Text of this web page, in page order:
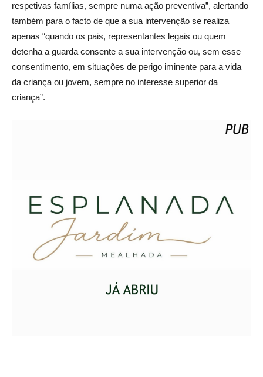
respetivas famílias, sempre numa ação preventiva”, alertando
também para o facto de que a sua intervenção se realiza
apenas “quando os pais, representantes legais ou quem
detenha a guarda consente a sua intervenção ou, sem esse
consentimento, em situações de perigo iminente para a vida
da criança ou jovem, sempre no interesse superior da
criança”.